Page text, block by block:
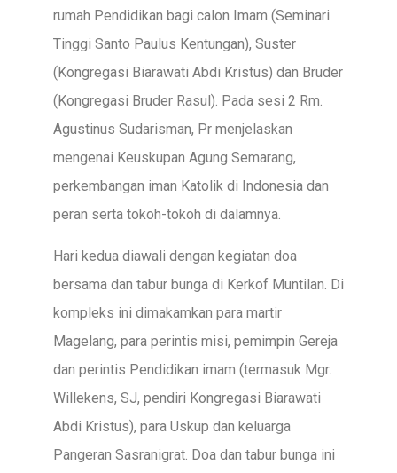
rumah Pendidikan bagi calon Imam (Seminari
Tinggi Santo Paulus Kentungan), Suster
(Kongregasi Biarawati Abdi Kristus) dan Bruder
(Kongregasi Bruder Rasul). Pada sesi 2 Rm.
Agustinus Sudarisman, Pr menjelaskan
mengenai Keuskupan Agung Semarang,
perkembangan iman Katolik di Indonesia dan
peran serta tokoh-tokoh di dalamnya.
Hari kedua diawali dengan kegiatan doa
bersama dan tabur bunga di Kerkof Muntilan. Di
kompleks ini dimakamkan para martir
Magelang, para perintis misi, pemimpin Gereja
dan perintis Pendidikan imam (termasuk Mgr.
Willekens, SJ, pendiri Kongregasi Biarawati
Abdi Kristus), para Uskup dan keluarga
Pangeran Sasranigrat. Doa dan tabur bunga ini